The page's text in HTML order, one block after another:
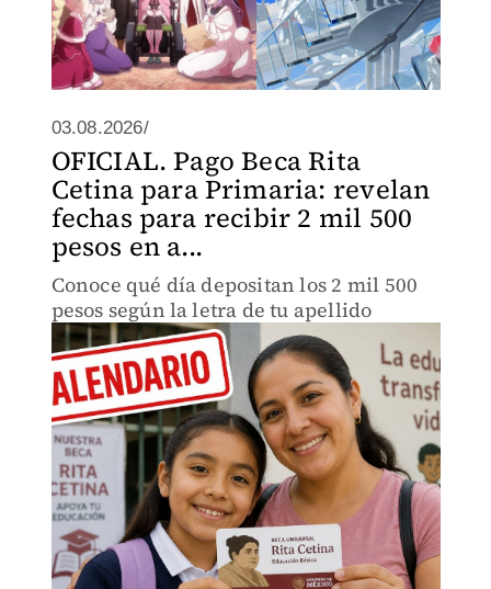
03.08.2026/
OFICIAL. Pago Beca Rita
Cetina para Primaria: revelan
fechas para recibir 2 mil 500
pesos en a...
Conoce qué día depositan los 2 mil 500
pesos según la letra de tu apellido